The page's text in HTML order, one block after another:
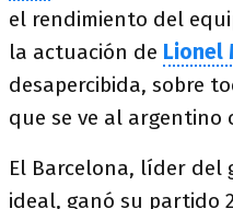
el rendimiento del
la actuación de Lionel
desapercibida, sobre
que se ve al argentino
El Barcelona, líder del
ideal, ganó su partido